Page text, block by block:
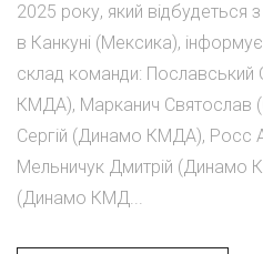
2025 року, який відбудеться
в Канкуні (Мексика),
склад команди:
КМДА), Марканич Святослав
Сергій (Динамо КМДА), Росс
Мельничук Дмитрій (Динамо
(Динамо КМД...